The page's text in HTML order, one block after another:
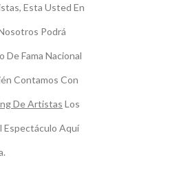
Esta Usted En
Podrá
Fama Nacional
Contamos Con
De Artistas Los
Espectáculo Aquí